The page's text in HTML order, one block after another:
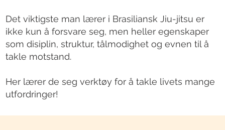
Det viktigste man lærer i Brasiliansk Jiu-jitsu er
ikke kun å forsvare seg, men heller egenskaper
som disiplin, struktur, tålmodighet og evnen til å
takle motstand.
Her lærer de seg verktøy for å takle livets mange
utfordringer!